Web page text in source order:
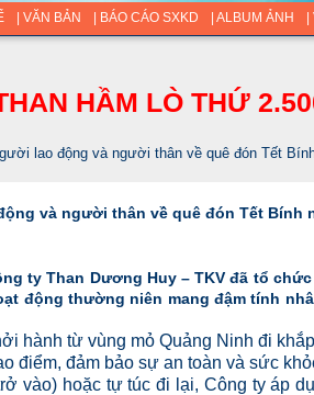
| VĂN BẢN | BÁO CÁO SXKD | ALBUM ẢNH |
HẦM LÒ THỨ
lao động và người thân về quê đón Tết Bính
và người thân về quê đón Tết Bính
ty Than Dương Huy – TKV đã tổ
động thường niên mang đậm tính
hành từ vùng mỏ Quảng Ninh đi
điểm, đảm bảo sự an toàn và sức
vào) hoặc tự túc đi lại, Công ty áp